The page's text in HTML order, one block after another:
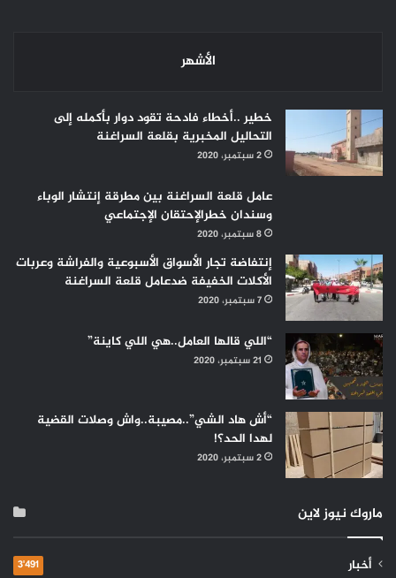
الأشهر
خطير ..أخطاء فادحة تقود دوار بأكمله إلى
التحاليل المخبرية بقلعة السراغنة
2 سبتمبر، 2020
عامل قلعة السراغنة بين مطرقة إنتشار الوباء
وسندان خطرالإحتقان الإجتماعي
8 سبتمبر، 2020
إنتفاضة تجار الأسواق الأسبوعية والفراشة وعربات
الأكلات الخفيفة ضدعامل قلعة السراغنة
7 سبتمبر، 2020
“اللي قالها العامل..هي اللي كاينة”
21 سبتمبر، 2020
“أش هاد الشي”..مصيبة..واش وصلات القضية
لهدا الحد؟!
2 سبتمبر، 2020
ماروك نيوز لاين
أخبار 3٬491